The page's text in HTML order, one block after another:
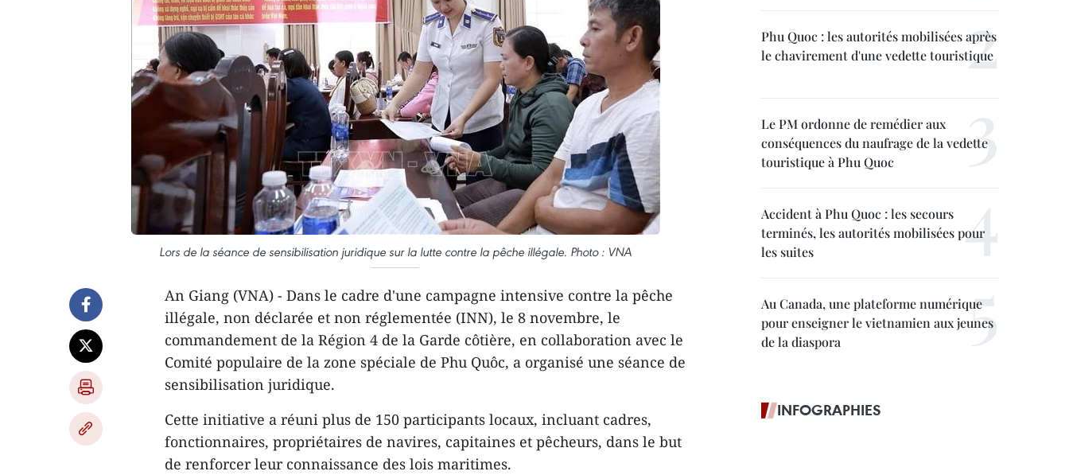
Lors de la séance de sensibilisation juridique sur la lutte contre la pêche illégale. Photo : VNA
An Giang (VNA) - Dans le cadre d'une campagne intensive contre la pêche
illégale, non déclarée et non réglementée (INN), le 8 novembre, le
commandement de la Région 4 de la Garde côtière, en collaboration avec le
Comité populaire de la zone spéciale de Phu Quôc, a organisé une séance de
sensibilisation juridique.
Cette initiative a réuni plus de 150 participants locaux, incluant cadres,
fonctionnaires, propriétaires de navires, capitaines et pêcheurs, dans le but
de renforcer leur connaissance des lois maritimes.
Phu Quoc : les autorités mobilisées après
le chavirement d'une vedette touristique
Le PM ordonne de remédier aux
conséquences du naufrage de la vedette
touristique à Phu Quoc
Accident à Phu Quoc : les secours
terminés, les autorités mobilisées pour
les suites
Au Canada, une plateforme numérique
pour enseigner le vietnamien aux jeunes
de la diaspora
INFOGRAPHIES